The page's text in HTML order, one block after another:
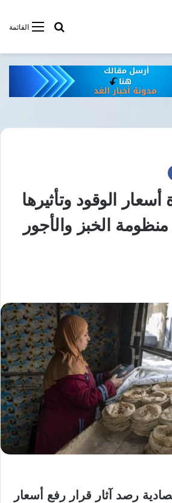
القائمةأبحت فى
أسعار الوقود وتأثيرها
الخبز والأجور
رصد آثار قرار رفع أسعار